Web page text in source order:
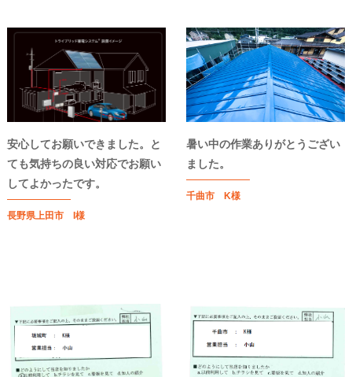
安心してお願いできました。と
ても気持ちの良い対応でお願い
してよかったです。
長野県上田市 I様
暑い中の作業ありがとうござい
ました。
千曲市 K様